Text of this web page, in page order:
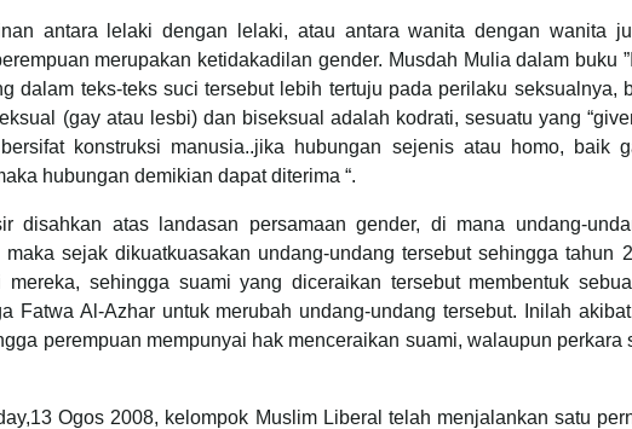
antara lelaki dengan lelaki, atau antara wanita dengan wanita
merupakan ketidakadilan gender. Musdah Mulia dalam buku
dalam teks-teks suci tersebut lebih tertuju pada perilaku seksualnya,
(gay atau lesbi) dan biseksual adalah kodrati, sesuatu yang
konstruksi manusia..jika hubungan sejenis atau homo, baik
hubungan demikian dapat diterima “.
disahkan atas landasan persamaan gender, di mana undang-
sejak dikuatkuasakan undang-undang tersebut sehingga tahun
sehingga suami yang diceraikan tersebut membentuk
Fatwa Al-Azhar untuk merubah undang-undang tersebut. Inilah
perempuan mempunyai hak menceraikan suami, walaupun
Ogos 2008, kelompok Muslim Liberal telah menjalankan satu